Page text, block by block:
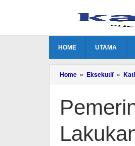
HOME UTAMA
Home » Eksekutif »